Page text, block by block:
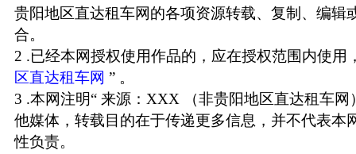
贵阳地区直达租车网的各项资源转载、复制、编辑
合。
2 .已经本网授权使用作品的，应在授权范围内使用
区直达租车网 ” 。
3 .本网注明“ 来源：XXX （非贵阳地区直达租车网
他媒体，转载目的在于传递更多信息，并不代表本
性负责。